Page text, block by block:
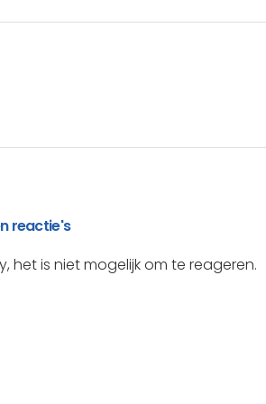
reactie's
het is niet mogelijk om te reageren.